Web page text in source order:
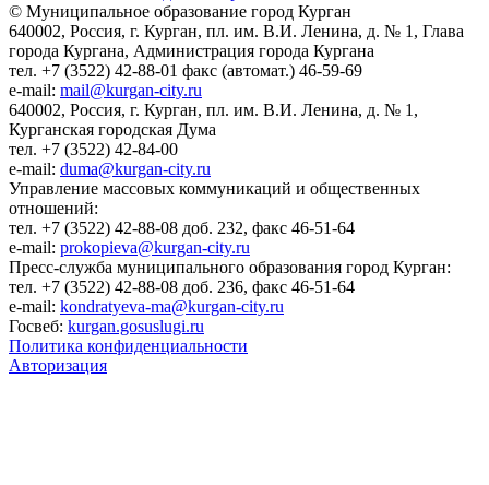
© Муниципальное образование город Курган
640002, Россия, г. Курган, пл. им. В.И. Ленина, д. № 1, Глава
города Кургана, Администрация города Кургана
тел. +7 (3522) 42-88-01 факс (автомат.) 46-59-69
e-mail: mail@kurgan-city.ru
640002, Россия, г. Курган, пл. им. В.И. Ленина, д. № 1,
Курганская городская Дума
тел. +7 (3522) 42-84-00
e-mail: duma@kurgan-city.ru
Управление массовых коммуникаций и общественных
отношений:
тел. +7 (3522) 42-88-08 доб. 232, факс 46-51-64
e-mail: prokopieva@kurgan-city.ru
Пресс-служба муниципального образования город Курган:
тел. +7 (3522) 42-88-08 доб. 236, факс 46-51-64
e-mail: kondratyeva-ma@kurgan-city.ru
Госвеб: kurgan.gosuslugi.ru
Политика конфиденциальности
Авторизация